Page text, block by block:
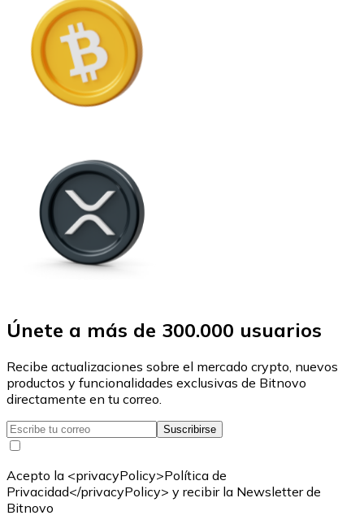
Únete a más de 300.000 usuarios
Recibe actualizaciones sobre el mercado crypto, nuevos
productos y funcionalidades exclusivas de Bitnovo
directamente en tu correo.
Suscribirse
Acepto la <privacyPolicy>Política de
Privacidad</privacyPolicy> y recibir la Newsletter de
Bitnovo